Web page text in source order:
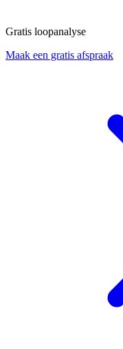
Gratis loopanalyse
Maak een gratis afspraak